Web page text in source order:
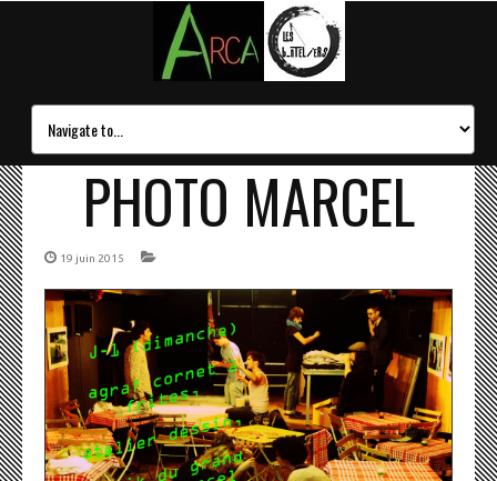
PHOTO MARCEL
19 juin 2015